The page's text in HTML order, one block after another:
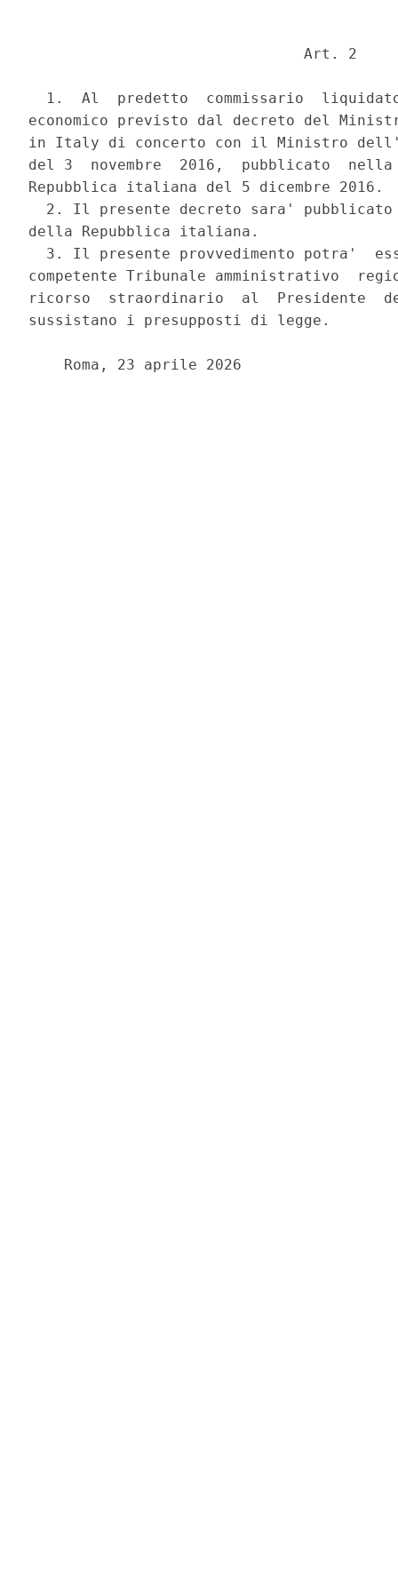
                               Art. 2
1.  Al  predetto  commissario
economico previsto dal decreto del
in Italy di concerto con il Ministro
del 3  novembre  2016,  pubblicato
Repubblica italiana del 5 dicembre 2016.
2. Il presente decreto sara'
della Repubblica italiana.
3. Il presente provvedimento potra'
competente Tribunale amministrativo
ricorso  straordinario  al  Presidente
sussistano i presupposti di legge.
    Roma, 23 aprile 2026